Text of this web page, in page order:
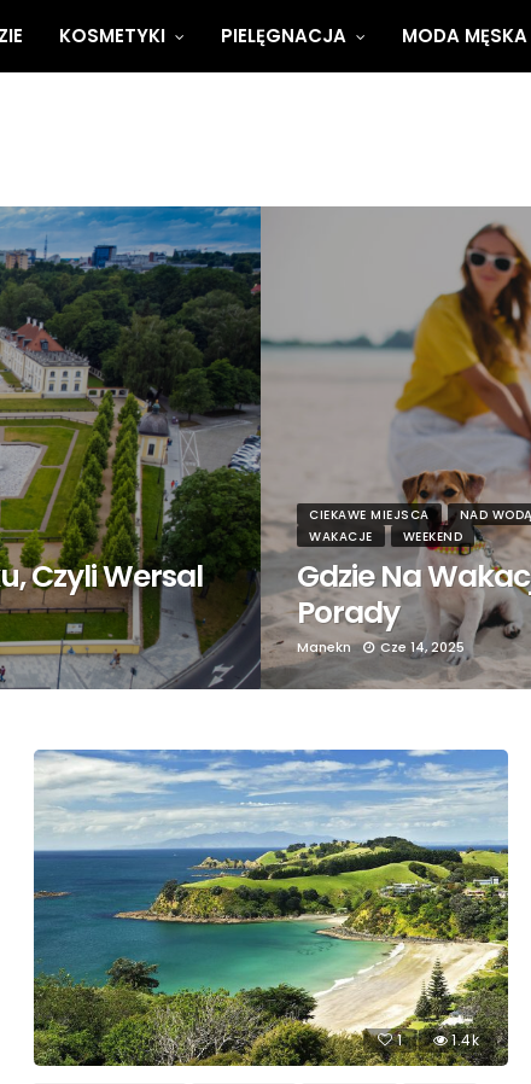
KOSMETYKI PIELĘGNACJA MODA MĘSKA
Czyli Wersal
CIEKAWE MIEJSCA NAD WODĄ
WAKACJE
WEEKEND
Gdzie Na
Porady
Manekn Cze 14, 2025
1 1.4k